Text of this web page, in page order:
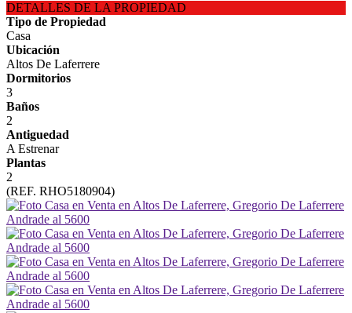
DETALLES DE LA PROPIEDAD
Tipo de Propiedad
Casa
Ubicación
Altos De Laferrere
Dormitorios
3
Baños
2
Antiguedad
A Estrenar
Plantas
2
(REF. RHO5180904)